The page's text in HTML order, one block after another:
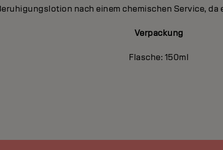
nach einem chemischen Service,
Verpackung
Flasche: 150ml